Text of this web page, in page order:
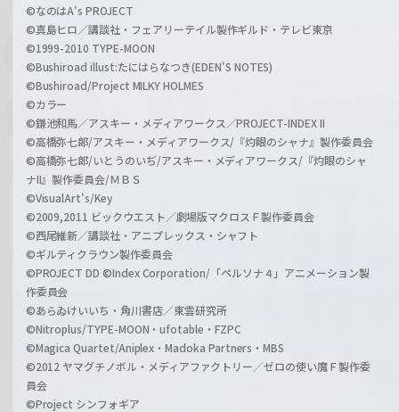
©なのはA's PROJECT
©真島ヒロ／講談社・フェアリーテイル製作ギルド・テレビ東京
©1999-2010 TYPE-MOON
©Bushiroad illust:たにはらなつき(EDEN'S NOTES)
©Bushiroad/Project MILKY HOLMES
©カラー
©鎌池和馬／アスキー・メディアワークス／PROJECT-INDEX II
©高橋弥七郎/アスキー・メディアワークス/『灼眼のシャナ』製作委員会
©高橋弥七郎/いとうのいぢ/アスキー・メディアワークス/『灼眼のシャ
ナII』製作委員会/ＭＢＳ
©VisualArt's/Key
©2009,2011 ビックウエスト／劇場版マクロスＦ製作委員会
©西尾維新／講談社・アニプレックス・シャフト
©ギルティクラウン製作委員会
©PROJECT DD ©Index Corporation/「ペルソナ４」アニメーション製
作委員会
©あらゐけいいち・角川書店／東雲研究所
©Nitroplus/TYPE-MOON・ufotable・FZPC
©Magica Quartet/Aniplex・Madoka Partners・MBS
©2012 ヤマグチノボル・メディアファクトリー／ゼロの使い魔Ｆ製作委
員会
©Project シンフォギア